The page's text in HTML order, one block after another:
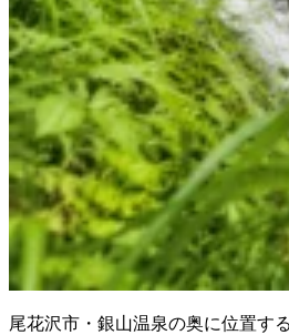
尾花沢市・銀山温泉の奥に位置す